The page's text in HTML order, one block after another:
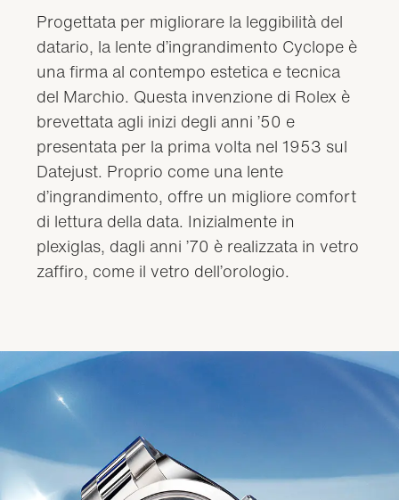
Progettata per migliorare la leggibilità del
datario, la lente d’ingrandimento Cyclope è
una firma al contempo estetica e tecnica
del Marchio. Questa invenzione di Rolex è
brevettata agli inizi degli anni ’50 e
presentata per la prima volta nel 1953 sul
Datejust. Proprio come una lente
d’ingrandimento, offre un migliore comfort
di lettura della data. Inizialmente in
plexiglas, dagli anni ’70 è realizzata in vetro
zaffiro, come il vetro dell’orologio.